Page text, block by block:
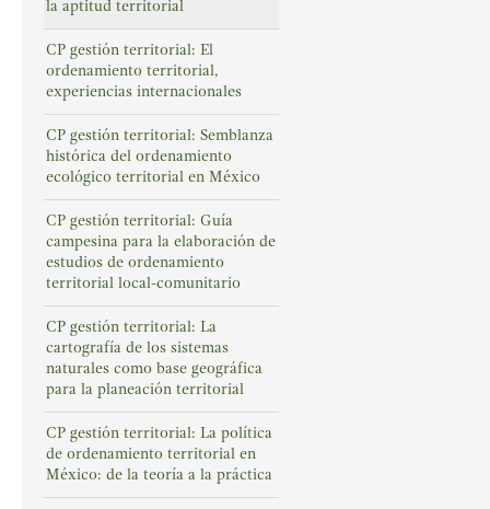
la aptitud territorial
CP gestión territorial: El
ordenamiento territorial,
experiencias internacionales
CP gestión territorial: Semblanza
histórica del ordenamiento
ecológico territorial en México
CP gestión territorial: Guía
campesina para la elaboración de
estudios de ordenamiento
territorial local-comunitario
CP gestión territorial: La
cartografía de los sistemas
naturales como base geográfica
para la planeación territorial
CP gestión territorial: La política
de ordenamiento territorial en
México: de la teoría a la práctica